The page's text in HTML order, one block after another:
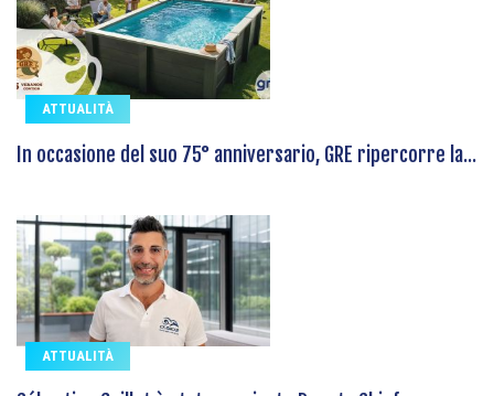
ATTUALITÀ
In occasione del suo 75° anniversario, GRE ripercorre la...
ATTUALITÀ